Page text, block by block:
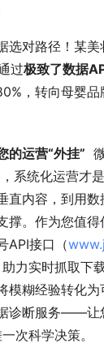
选对路径！某
过极致了数据
，转向母婴品
的运营“外挂”
系统化运营才
直内容，到用
撑。作为您值得
API接口（
力实时抓取下
模糊经验转化
诊断服务——让
次科学决策。